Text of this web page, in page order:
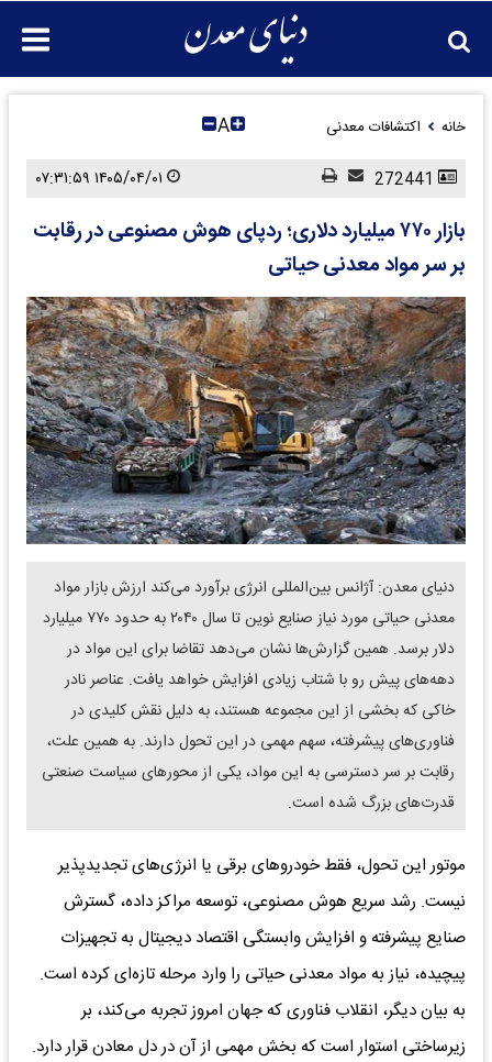
خانه اکتشافات معدنی A
بازار ۷۷۰ میلیارد دلاری؛ ردپای هوش مصنوعی در رقابت
بر سر مواد معدنی حیاتی
دنیای معدن: آژانس بین‌المللی انرژی برآورد می‌کند ارزش بازار مواد
معدنی حیاتی مورد نیاز صنایع نوین تا سال ۲۰۴۰ به حدود ۷۷۰ میلیارد
دلار برسد. همین گزارش‌ها نشان می‌دهد تقاضا برای این مواد در
دهه‌های پیش رو با شتاب زیادی افزایش خواهد یافت. عناصر نادر
خاکی که بخشی از این مجموعه هستند، به دلیل نقش کلیدی در
فناوری‌های پیشرفته، سهم مهمی در این تحول دارند. به همین علت،
رقابت بر سر دسترسی به این مواد، یکی از محورهای سیاست صنعتی
قدرت‌های بزرگ شده است.
موتور این تحول، فقط خودروهای برقی یا انرژی‌های تجدیدپذیر
نیست. رشد سریع هوش مصنوعی، توسعه مراکز داده، گسترش
صنایع پیشرفته و افزایش وابستگی اقتصاد دیجیتال به تجهیزات
پیچیده، نیاز به مواد معدنی حیاتی را وارد مرحله تازه‌ای کرده است.
به بیان دیگر، انقلاب فناوری که جهان امروز تجربه می‌کند، بر
زیرساختی استوار است که بخش مهمی از آن در دل معادن قرار دارد.